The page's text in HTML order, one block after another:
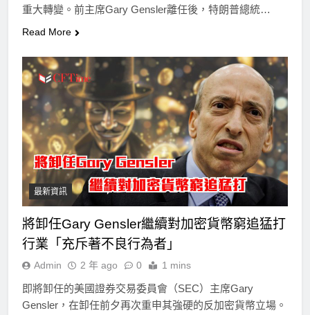
重大轉變。前主席Gary Gensler離任後，特朗普總統…
Read More
最新資訊
將卸任Gary Gensler繼續對加密貨幣窮追猛打
行業「充斥著不良行為者」
Admin 2 年 ago 0 1 mins
即將卸任的美國證券交易委員會（SEC）主席Gary
Gensler，在卸任前夕再次重申其強硬的反加密貨幣立場。